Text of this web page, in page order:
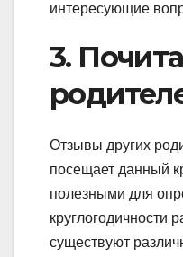
интересующие
3.
Отзывы других
посещает данный
полезными для
круглогодичности
существуют